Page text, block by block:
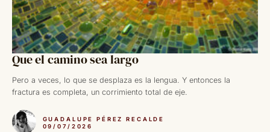
Que el camino sea largo
Pero a veces, lo que se desplaza es la lengua. Y entonces la
fractura es completa, un corrimiento total de eje.
GUADALUPE PÉREZ RECALDE
09/07/2026